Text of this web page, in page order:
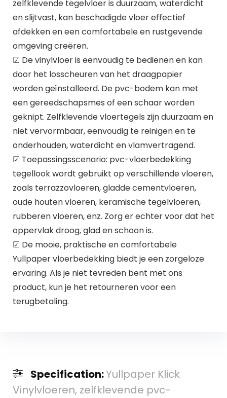
zelfklevende tegelvloer is duurzaam, waterdicht
en slijtvast, kan beschadigde vloer effectief
afdekken en een comfortabele en rustgevende
omgeving creëren.
☑ De vinylvloer is eenvoudig te bedienen en kan
door het losscheuren van het draagpapier
worden geïnstalleerd. De pvc-bodem kan met
een gereedschapsmes of een schaar worden
geknipt. Zelfklevende vloertegels zijn duurzaam en
niet vervormbaar, eenvoudig te reinigen en te
onderhouden, waterdicht en vlamvertragend.
☑ Toepassingsscenario: pvc-vloerbedekking
tegellook wordt gebruikt op verschillende vloeren,
zoals terrazzovloeren, gladde cementvloeren,
oude houten vloeren, keramische tegelvloeren,
rubberen vloeren, enz. Zorg er echter voor dat het
oppervlak droog, glad en schoon is.
☑ De mooie, praktische en comfortabele
Yullpaper vloerbedekking biedt je een zorgeloze
ervaring. Als je niet tevreden bent met ons
product, kun je het retourneren voor een
terugbetaling.
Specification:Yullpaper Klick
Vinylvloeren, zelfklevende pvc-